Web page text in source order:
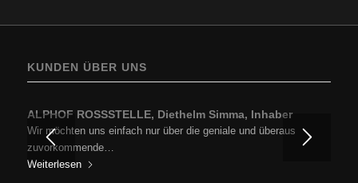
KUNDEN ÜBER UNS
ALPHOF ROSSSTELLE, Diethelm Simma, Inhaber
Wir möchten uns einfach nur über die geniale und überaus
zuvorkommende…
Weiterlesen